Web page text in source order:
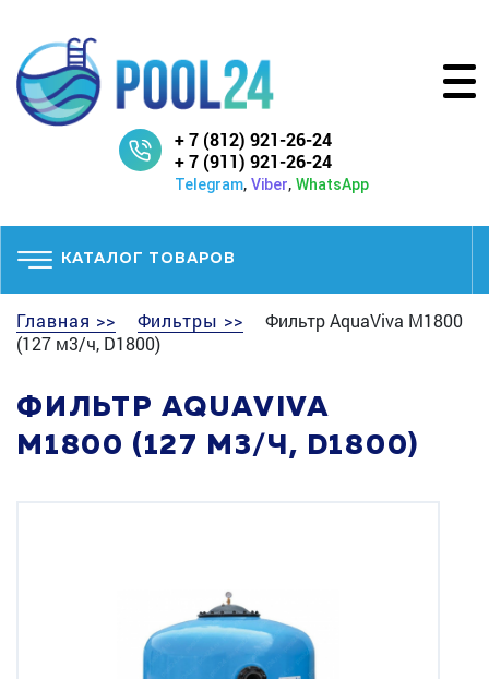
+ 7 (812) 921-26-24
+ 7 (911) 921-26-24
Telegram, Viber, WhatsApp
КАТАЛОГ ТОВАРОВ
Главная >> Фильтры >>
Фильтр AquaViva M1800
(127 м3/ч, D1800)
ФИЛЬТР AQUAVIVA
M1800 (127 М3/Ч, D1800)